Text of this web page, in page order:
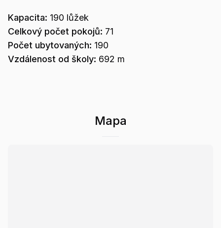
Kapacita: 190 lůžek
Celkový počet pokojů: 71
Počet ubytovaných: 190
Vzdálenost od školy: 692 m
Mapa